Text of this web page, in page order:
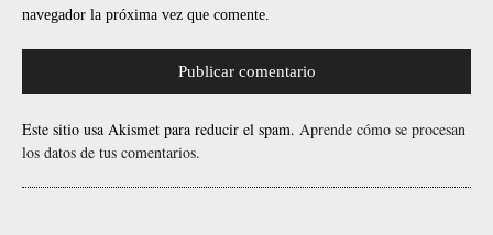
navegador la próxima vez que comente.
Este sitio usa Akismet para reducir el spam. Aprende cómo se procesan
los datos de tus comentarios.